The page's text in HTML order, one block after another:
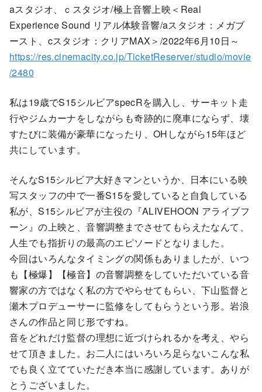
aスタジオ、ｃスタジオ/極上音響上映＜Real
Experience Sound リアル体験音響/aスタジオ：メガブ
ースト、cスタジオ：クリアMAX＞/2022年6月10日～
https://res.cinemacity.co.jp/TicketReserver/studio/movie
/2480
私は19歳でS15シルビアspecRを購入し、サーキット走
行やジムカーナをしながらも奇跡的に廃車にならず、壊
すたびに装備が豪華になったり、OHしながら15年ほど
共にしています。
そんなS15シルビア大好きマンというか、日本にいる映
写スタッフの中で一番S15を愛していると自負している
私が、S15シルビアが主役の『ALIVEHOON アライブフ
ーン』の上映と、音響調整までさせてもらえたなんて、
人生でも指折りの最高のエピソードとなりました。
今回はいろんなタイミングの関係もありましたが、いつ
も【極爆】【極音】の音響調整をしていただいている音
響家の方ではなく私の方でやらせてもらい、下山監督と
瀬木プロデューサーに監修をしてもらうという形。岩浪
さんの作品と同じ形ですね。
音をどれだけ監督の理想に近づけられるかを考え、やら
せて頂きました。お二人にはいろいろ足らないこんな私
でも良く立てていただき本当に感謝しています。ありが
とうございました。